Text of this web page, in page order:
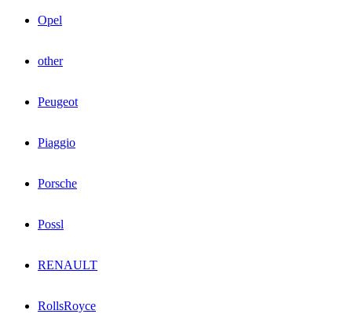
Opel
other
Peugeot
Piaggio
Porsche
Possl
RENAULT
RollsRoyce